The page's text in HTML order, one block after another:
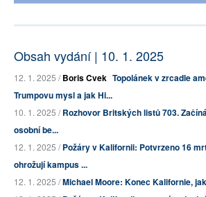
Obsah vydání | 10. 1. 2025
12. 1. 2025 /Boris Cvek Topolánek v zrcadle
Trumpovu mysl a jak Hi...
10. 1. 2025 /Rozhovor Britských listů 703.
osobní be...
12. 1. 2025 /Požáry v Kalifornii: Potvrzeno 16
ohrožují kampus ...
12. 1. 2025 /Michael Moore: Konec Kalifornie,